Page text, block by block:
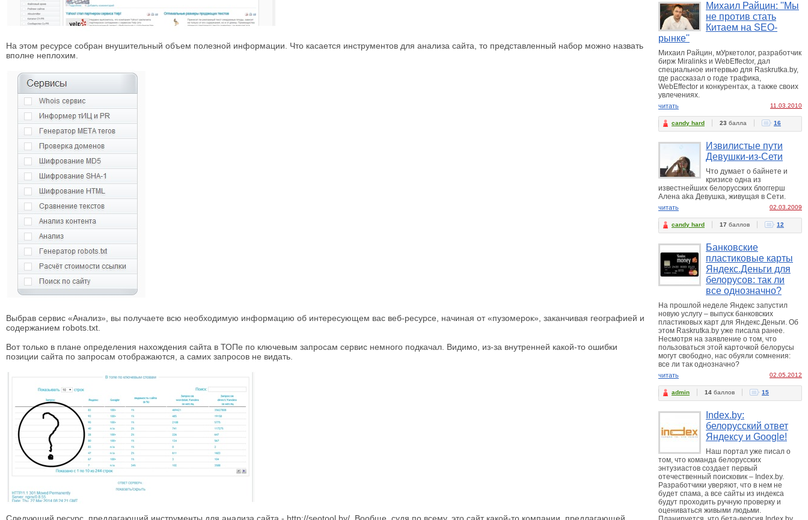
На этом ресурсе собран внушительный объем полезной информации. Что касается инструментов для анализа сайта, то представленный набор можно назвать
вполне неплохим.
Выбрав сервис «Анализ», вы получаете всю необходимую информацию об интересующем вас веб-ресурсе, начиная от «пузомерок», заканчивая географией и
содержанием robots.txt.
Вот только в плане определения нахождения сайта в ТОПе по ключевым запросам сервис немного подкачал. Видимо, из-за внутренней какой-то ошибки
позиции сайта по запросам отображаются, а самих запросов не видать.
Михаил Райцин: ''Мы
не против стать
Китаем на SEO-
рынке''
Михаил Райцин, мУркетолог, разработчик
бирж Miralinks и WebEffector, дал
специальное интервью для Raskrutka.by,
где рассказал о годе трафика,
WebEffector и конкурентах, а также своих
увлечениях.
читать 11.03.2010
candy hard 23 балла 16
Извилистые пути
Девушки-из-Сети
Что думает о байнете и
кризисе одна из
известнейших белорусских блоггерш
Алена aka Девушка, живущая в Сети.
читать 02.03.2009
candy hard 17 баллов 12
Банковские
пластиковые карты
Яндекс.Деньги для
белорусов: так ли
все однозначно?
На прошлой неделе Яндекс запустил
новую услугу – выпуск банковских
пластиковых карт для Яндекс.Деньги. Об
этом Raskrutka.by уже писала ранее.
Несмотря на заявление о том, что
пользоваться этой карточкой белорусы
могут свободно, нас обуяли сомнения:
все ли так однозначно?
читать 02.05.2012
admin 14 баллов 15
Index.by:
белорусский ответ
Яндексу и Google!
Наш портал уже писал о
том, что команда белорусских
энтузиастов создает первый
отечественный поисковик – Index.by.
Разработчики уверяют, что в нем не
будет спама, а все сайты из индекса
будут проходить ручную проверку и
оцениваться живыми людьми.